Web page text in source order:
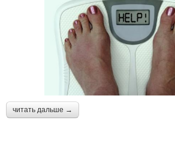
читать дальше →